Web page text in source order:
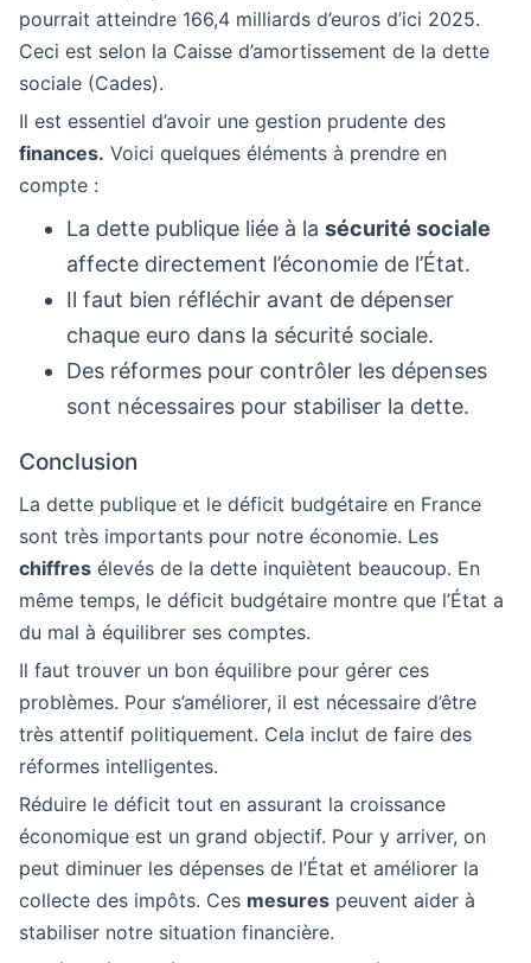
pourrait atteindre 166,4 milliards d’euros d’ici 2025.
Ceci est selon la Caisse d’amortissement de la dette
sociale (Cades).
Il est essentiel d’avoir une gestion prudente des
finances. Voici quelques éléments à prendre en
compte :
La dette publique liée à la sécurité sociale
affecte directement l’économie de l’État.
Il faut bien réfléchir avant de dépenser
chaque euro dans la sécurité sociale.
Des réformes pour contrôler les dépenses
sont nécessaires pour stabiliser la dette.
Conclusion
La dette publique et le déficit budgétaire en France
sont très importants pour notre économie. Les
chiffres élevés de la dette inquiètent beaucoup. En
même temps, le déficit budgétaire montre que l’État a
du mal à équilibrer ses comptes.
Il faut trouver un bon équilibre pour gérer ces
problèmes. Pour s’améliorer, il est nécessaire d’être
très attentif politiquement. Cela inclut de faire des
réformes intelligentes.
Réduire le déficit tout en assurant la croissance
économique est un grand objectif. Pour y arriver, on
peut diminuer les dépenses de l’État et améliorer la
collecte des impôts. Ces mesures peuvent aider à
stabiliser notre situation financière.